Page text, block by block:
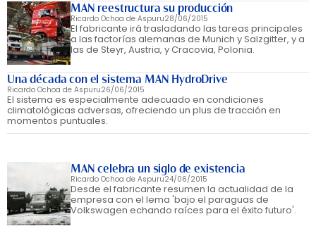
MAN reestructura su producción
Ricardo Ochoa de Aspuru28/06/2015
El fabricante irá trasladando las tareas principales
a las factorías alemanas de Munich y Salzgitter, y a
las de Steyr, Austria, y Cracovia, Polonia.
Una década con el sistema MAN HydroDrive
Ricardo Ochoa de Aspuru26/06/2015
El sistema es especialmente adecuado en condiciones
climatológicas adversas, ofreciendo un plus de tracción en
momentos puntuales.
MAN celebra un siglo de existencia
Ricardo Ochoa de Aspuru24/06/2015
Desde el fabricante resumen la actualidad de la
empresa con el lema 'bajo el paraguas de
Volkswagen echando raíces para el éxito futuro'.